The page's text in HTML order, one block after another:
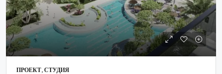
ПРОЕКТ, СТУДИЯ